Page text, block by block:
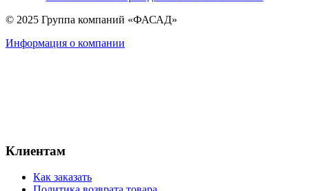
© 2025 Группа компаний «ФАСАД»
Информация о компании
Клиентам
Как заказать